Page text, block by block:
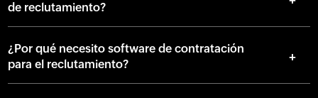
de reclutamiento?
¿Por qué necesito software de contratación
para el reclutamiento?